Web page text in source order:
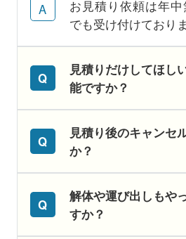
お見積り依頼は年
でも受け付けておりま
見積りだけしてほし
能ですか？
見積り後のキャンセ
か？
解体や運び出しもや
すか？